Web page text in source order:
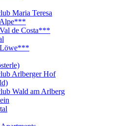
Maria Teresa
de Costa***
Arlberger Hof
Wald am Arlberg